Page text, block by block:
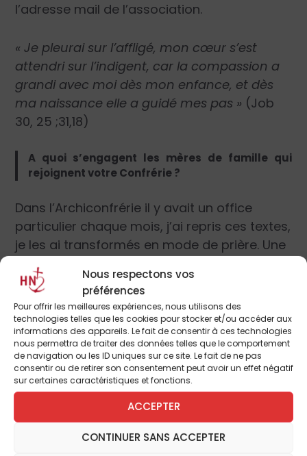
Nous respectons vos
préférences
Pour offrir les meilleures expériences, nous utilisons des
technologies telles que les cookies pour stocker et/ou accéder aux
informations des appareils. Le fait de consentir à ces technologies
nous permettra de traiter des données telles que le comportement
de navigation ou les ID uniques sur ce site. Le fait de ne pas
consentir ou de retirer son consentement peut avoir un effet négatif
sur certaines caractéristiques et fonctions.
ACCEPTER
CONTINUER SANS ACCEPTER
l’adresse mail de l’association.
« Je pleurai sur l’affligé, mon cœur s’est
attendri sur l’indigent, car la compassion a
grandi avec moi dès mon enfance, et dès
ma naissance elle a guidé mes pas » (Job
30, 25 ;31,18)
A quoi s’engagent les mères de famille qui
rejoignent votre Confrérie ?
Dans l’Archiconfrérie il y avait un office
particulier chaque mois, j’ai repris ces textes,
je les ai transformés en mode de prière. Une
mère s’engage à trois choses :
Une prière courte quotidiennedisponible
sur le site,
Une messe mensuelle, précédée ou suivie
d’une confession, aux intentions de la
Se retrouver une fois par mois (ou plus, ce